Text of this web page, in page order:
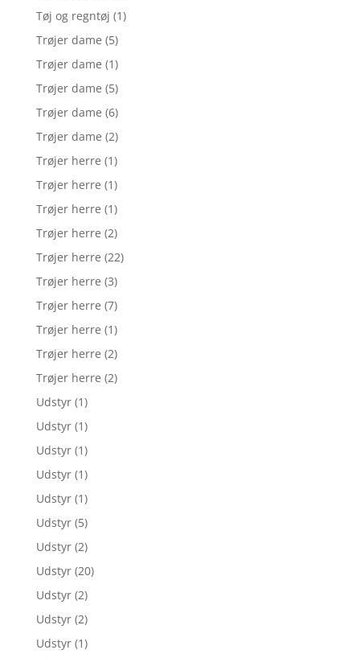
Tøj og regntøj (1)
Trøjer dame (5)
Trøjer dame (1)
Trøjer dame (5)
Trøjer dame (6)
Trøjer dame (2)
Trøjer herre (1)
Trøjer herre (1)
Trøjer herre (1)
Trøjer herre (2)
Trøjer herre (22)
Trøjer herre (3)
Trøjer herre (7)
Trøjer herre (1)
Trøjer herre (2)
Trøjer herre (2)
Udstyr (1)
Udstyr (1)
Udstyr (1)
Udstyr (1)
Udstyr (1)
Udstyr (5)
Udstyr (2)
Udstyr (20)
Udstyr (2)
Udstyr (2)
Udstyr (1)